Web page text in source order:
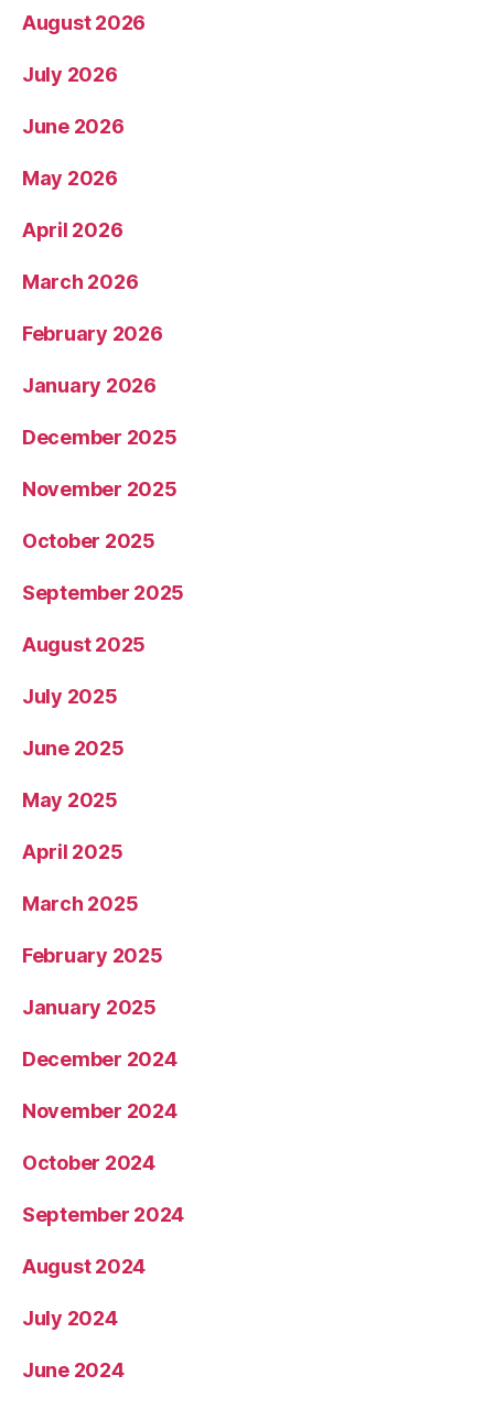
August 2026
July 2026
June 2026
May 2026
April 2026
March 2026
February 2026
January 2026
December 2025
November 2025
October 2025
September 2025
August 2025
July 2025
June 2025
May 2025
April 2025
March 2025
February 2025
January 2025
December 2024
November 2024
October 2024
September 2024
August 2024
July 2024
June 2024